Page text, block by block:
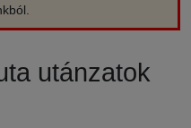
utánzatok